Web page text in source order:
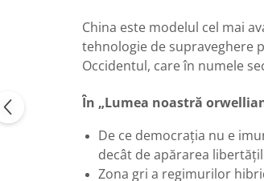
China este modelul cel mai
tehnologie de supraveghere
Occidentul, care în numele
În „Lumea noastră
De ce democrația nu e
decât de apărarea
Zona gri a regimurilor